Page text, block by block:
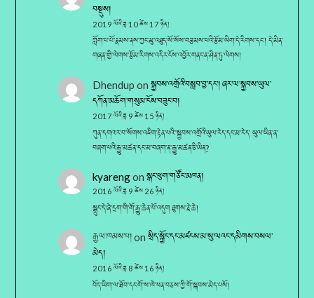
བསྡུས།
2019 ལོའི་ཟླ 10 ཚེས 17 ཉིན།
ཀློག་པ་པོ་རྣམས་ནས་ཀྱང་མུ་འཐུད་སོ་སོས་བརྩམས་པའི་རྩོམ་ཡིག་དེ་རིགས་དང་། དེ་མིན་
གཞན་གྱི་ལེགས་རྩོམ་རིགས་འདིར་ངོས་འབྱོར་གནང་ན་ཤིན་ཏུ་ལེགས།
Dhendup onསྐྱབས་འགྲོའི་བསླབ་བྱ་དང༌། ཞར་ལ་སྐྱབས་ཡུལ་
དཀོན་མཆོག་གསུམ་ངོས་བཟུང་བ།
2017 ལོའི་ཟླ 9 ཚེས 15 ཉིན།
ཀུན་དགའ་ར་བ་སོགས་འཇིག་རྟེན་པའི་་སྐྱབས་འགྲོའི་ཡུལ་རེད་དང་མ་རེད་ ཡུལ་ཡིན་ན་
བཞག་པའི་རྒྱུ་མཚན་དང་མ་བཞག་ན་རྒྱུ་མཚན་ཅི་ཡིན?
kyarengonསྒང་ཕུག་གཙོང་མཁན།
2016 ལོའི་ཟླ 9 ཚེས 26 ཉིན།
སྒྲུང་དེ་ཞེ་དྲག་གི་གོ་རྒྱུ་ཆེན་པོ་འདུག ཐུགས་རྗེ་ཆེ།
རྒྱལ་ཁམས་པ།onསྲིད་སྐྱོང་དང་མཛངས་མ་སུ་ལའང་དམིགས་བསལ་
མེད།
2016 ལོའི་ཟླ 8 ཚེས 16 ཉིན།
བོད་ཡིག་ལ་ཐོབ་དང་གོ་ས་ཁེ་ཕན་བཅས་ཀྱི་གོ་སྐབས་མེད་པསོ།